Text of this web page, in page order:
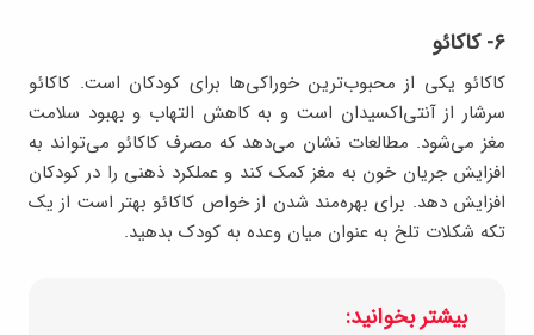
۶- کاکائو
کاکائو یکی از محبوب‌ترین خوراکی‌ها برای کودکان است. کاکائو
سرشار از آنتی‌اکسیدان است و به کاهش التهاب و بهبود سلامت
مغز می‌شود. مطالعات نشان می‌دهد که مصرف کاکائو می‌تواند به
افزایش جریان خون به مغز کمک کند و عملکرد ذهنی را در کودکان
افزایش دهد. برای بهره‌مند شدن از خواص کاکائو بهتر است از یک
تکه شکلات تلخ به عنوان میان وعده به کودک بدهید.
بیشتر بخوانید: